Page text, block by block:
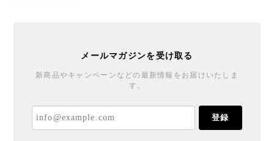
メールマガジンを受け取る
新商品やキャンペーンなどの最新情報をお届けいたしま
す。
登録